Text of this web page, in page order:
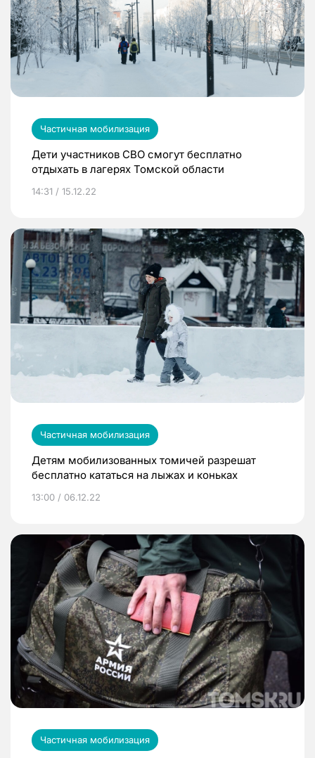
Частичная мобилизация
Дети участников СВО смогут бесплатно
отдыхать в лагерях Томской области
14:31 / 15.12.22
Частичная мобилизация
Детям мобилизованных томичей разрешат
бесплатно кататься на лыжах и коньках
13:00 / 06.12.22
Частичная мобилизация